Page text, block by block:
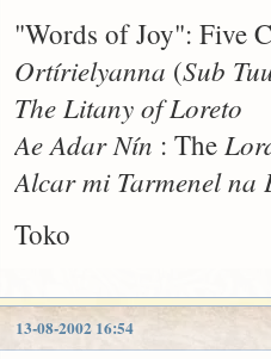
"Words of Joy": Five
Ortírielyanna (Sub
The Litany of Loreto
Ae Adar Nín : The
Alcar mi Tarmenel na
Toko
13-08-2002 16:54